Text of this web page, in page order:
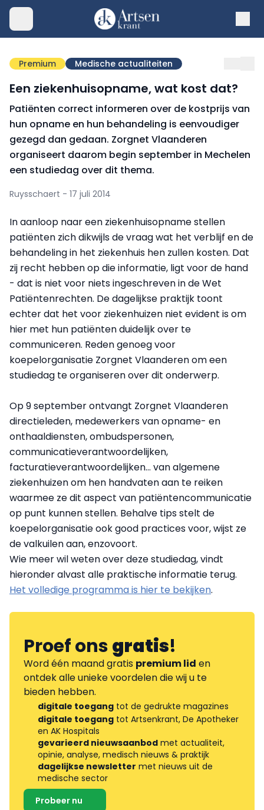
Premium Medische actualiteiten
Een ziekenhuisopname, wat kost dat?
Patiënten correct informeren over de kostprijs van
hun opname en hun behandeling is eenvoudiger
gezegd dan gedaan. Zorgnet Vlaanderen
organiseert daarom begin september in Mechelen
een studiedag over dit thema.
Ruysschaert - 17 juli 2014
In aanloop naar een ziekenhuisopname stellen
patiënten zich dikwijls de vraag wat het verblijf en de
behandeling in het ziekenhuis hen zullen kosten. Dat
zij recht hebben op die informatie, ligt voor de hand
- dat is niet voor niets ingeschreven in de Wet
Patiëntenrechten. De dagelijkse praktijk toont
echter dat het voor ziekenhuizen niet evident is om
hier met hun patiënten duidelijk over te
communiceren. Reden genoeg voor
koepelorganisatie Zorgnet Vlaanderen om een
studiedag te organiseren over dit onderwerp.
Op 9 september ontvangt Zorgnet Vlaanderen
directieleden, medewerkers van opname- en
onthaaldiensten, ombudspersonen,
communicatieverantwoordelijken,
facturatieverantwoordelijken... van algemene
ziekenhuizen om hen handvaten aan te reiken
waarmee ze dit aspect van patiëntencommunicatie
op punt kunnen stellen. Behalve tips stelt de
koepelorganisatie ook good practices voor, wijst ze
de valkuilen aan, enzovoort.
Wie meer wil weten over deze studiedag, vindt
hieronder alvast alle praktische informatie terug.
Het volledige programma is hier te bekijken.
Proef onsgratis!
Word één maand gratis premium lid en
ontdek alle unieke voordelen die wij u te
bieden hebben.
digitale toegang tot de gedrukte magazines
digitale toegang tot Artsenkrant, De Apotheker
en AK Hospitals
gevarieerd nieuwsaanbod met actualiteit,
opinie, analyse, medisch nieuws & praktijk
dagelijkse newsletter met nieuws uit de
medische sector
Probeer nu